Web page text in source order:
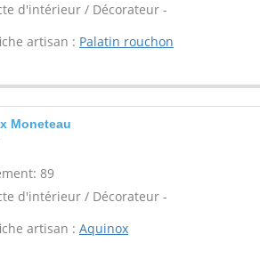
d'intérieur / Décorateur -
artisan : Palatin rouchon
Moneteau
89
d'intérieur / Décorateur -
artisan : Aquinox